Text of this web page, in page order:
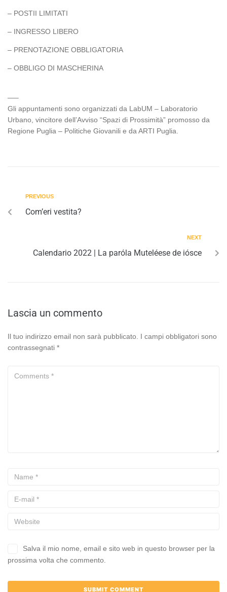
– POSTII LIMITATI
– INGRESSO LIBERO
– PRENOTAZIONE OBBLIGATORIA
– OBBLIGO DI MASCHERINA
—–
Gli appuntamenti sono organizzati da LabUM – Laboratorio
Urbano, vincitore dell’Avviso “Spazi di Prossimità” promosso da
Regione Puglia – Politiche Giovanili e da ARTI Puglia.
PREVIOUS
Com’eri vestita?
NEXT
Calendario 2022 | La paróla Muteléese de iósce
Lascia un commento
Il tuo indirizzo email non sarà pubblicato. I campi obbligatori sono
contrassegnati *
Salva il mio nome, email e sito web in questo browser per la
prossima volta che commento.